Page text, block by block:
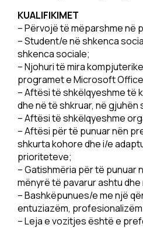
KUALIFIKIMET
– Përvojë të mëparshme në
– Student/e në shkenca
shkenca sociale;
– Njohuri të mira
programet e Microsoft
– Aftësi të shkëlqyeshme të
dhe në të shkruar, në gjuhën
– Aftësi të shkëlqyeshme
– Aftësi për të punuar nën
shkurta kohore dhe i/e
prioriteteve;
– Gatishmëria për të punuar
mënyrë të pavarur ashtu
– Bashkëpunues/e me një
entuziazëm,
– Leja e vozitjes është e